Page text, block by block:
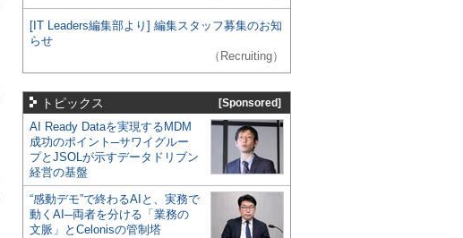
[IT Leaders編集部より] 編集スタッフ募集のお知
らせ
（Recruiting）
トピックス [Sponsored]
AI Ready Dataを実現するMDM
成功のポイント─サワイグルー
プとJSOLが示すデータドリブン
経営の基盤
“感動デモ”で終わるAIと、実務で
動くAI─両者を分ける「業務の
文脈」とCelonisの管制塔